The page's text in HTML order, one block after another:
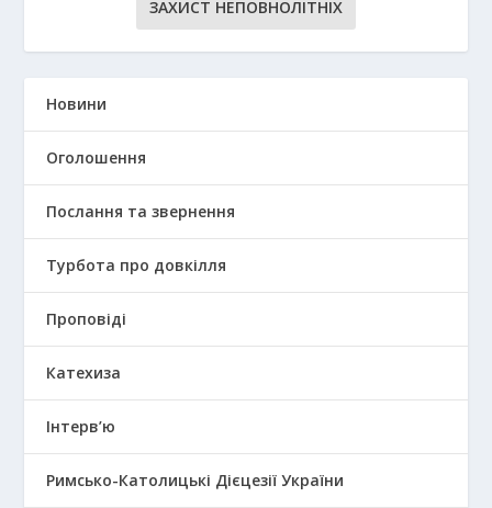
ЗАХИСТ НЕПОВНОЛІТНІХ
Новини
Оголошення
Послання та звернення
Турбота про довкілля
Проповіді
Катехиза
Інтерв’ю
Римсько-Католицькі Дієцезії України